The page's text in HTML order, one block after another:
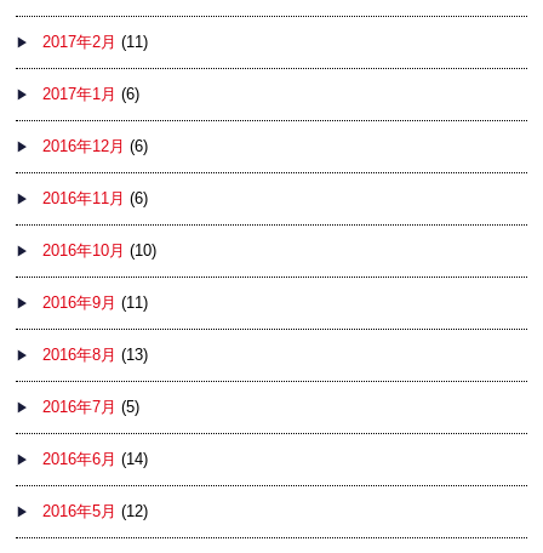
2017年2月 (11)
2017年1月 (6)
2016年12月 (6)
2016年11月 (6)
2016年10月 (10)
2016年9月 (11)
2016年8月 (13)
2016年7月 (5)
2016年6月 (14)
2016年5月 (12)